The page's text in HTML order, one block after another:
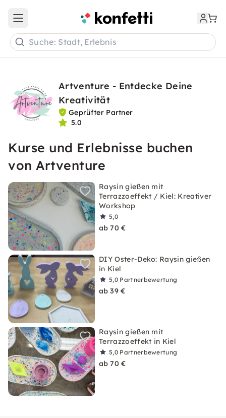
Open main menu
Suche: Stadt, Erlebnis
Artventure - Entdecke Deine
Kreativität
Geprüfter Partner
5.0
Kurse und Erlebnisse buchen
von Artventure
Raysin gießen mit
Terrazzoeffekt / Kiel: Kreativer
Workshop
5,0
ab 70 €
DIY Oster-Deko: Raysin gießen
in Kiel
5,0 Partnerbewertung
ab 39 €
Raysin gießen mit
Terrazzoeffekt in Kiel
5,0 Partnerbewertung
ab 70 €